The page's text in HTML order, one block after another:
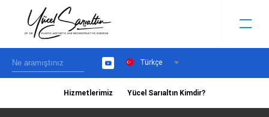
YouTubeTürkçe
Hizmetlerimiz Yücel Sarıaltın Kimdir?